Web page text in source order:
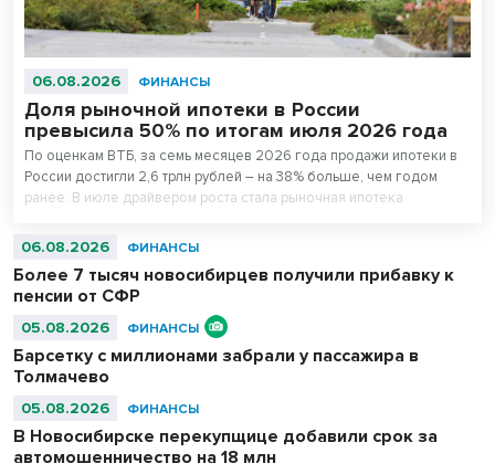
06.08.2026 ФИНАНСЫ
Доля рыночной ипотеки в России
превысила 50% по итогам июля 2026 года
По оценкам ВТБ, за семь месяцев 2026 года продажи ипотеки в
России достигли 2,6 трлн рублей – на 38% больше, чем годом
ранее. В июле драйвером роста стала рыночная ипотека.
06.08.2026 ФИНАНСЫ
Более 7 тысяч новосибирцев получили прибавку к
пенсии от СФР
05.08.2026 ФИНАНСЫ
Барсетку с миллионами забрали у пассажира в
Толмачево
05.08.2026 ФИНАНСЫ
В Новосибирске перекупщице добавили срок за
автомошенничество на 18 млн